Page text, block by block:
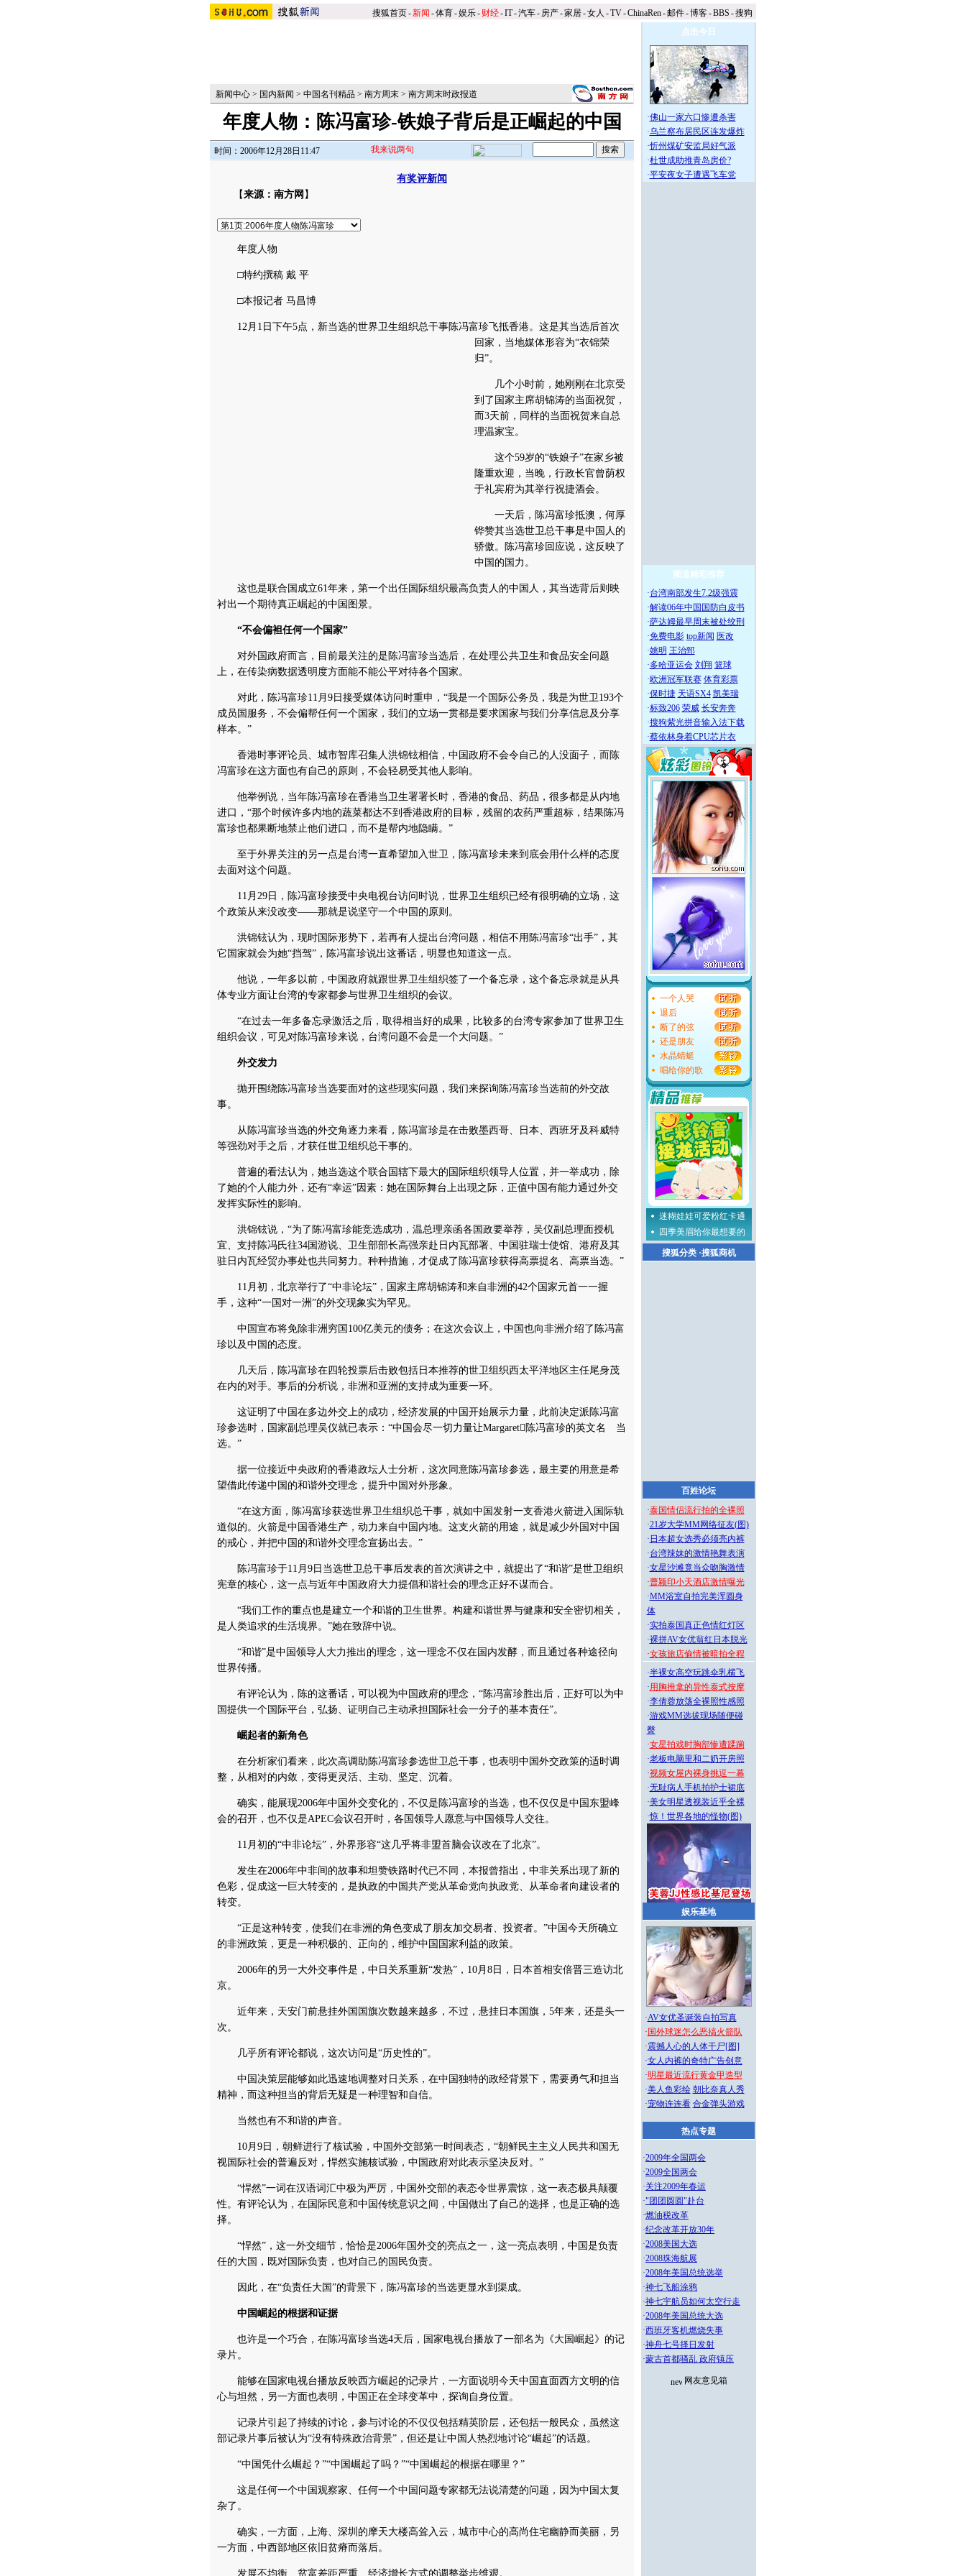
搜狐首页-新闻 -体育-娱乐- 财经-IT-汽车- 房产-家居-女人 -TV-ChinaRen-邮件-博客-BBS -搜狗
新闻中心 > 国内新闻 > 中国名刊精品 > 南方周末 > 南方周末时政报道
年度人物：陈冯富珍-铁娘子背后是正崛起的中国
时间：2006年12月28日11:47 我来说两句
有奖评新闻
【来源：南方网 】
年度人物
□特约撰稿 戴 平
□本报记者 马昌博
12月1日下午5点，新当选的世界卫生组织总干事陈冯富珍飞抵香港。 这是其当选后首次
回家，当地媒体形容为“衣锦荣
归”。
几个小时前，她刚刚在北京受
到了国家主席胡锦涛的当面祝贺，
而3天前，同样的当面祝贺来自总
理温家宝。
这个59岁的“铁娘子”在家乡被
隆重欢迎，当晚，行政长官曾荫权
于礼宾府为其举行祝捷酒会。
一天后，陈冯富珍抵澳，何厚
铧赞其当选世卫总干事是中国人的
骄傲。陈冯富珍回应说，这反映了
中国的国力。
这也是联合国成立61年来，第一个出任国际组织最高负责人的中国人，其当选背后则映
衬出一个期待真正崛起的中国图景。
“不会偏袒任何一个国家”
对外国政府而言，目前最关注的是陈冯富珍当选后，在处理公共卫生和食品安全问题
上，在传染病数据透明度方面能不能公平对待各个国家。
对此，陈冯富珍11月9日接受媒体访问时重申，“我是一个国际公务员，我是为世卫193个
成员国服务，不会偏帮任何一个国家，我们的立场一贯都是要求国家与我们分享信息及分享
样本。”
香港时事评论员、城市智库召集人洪锦铉相信，中国政府不会令自己的人没面子，而陈
冯富珍在这方面也有自己的原则，不会轻易受其他人影响。
他举例说，当年陈冯富珍在香港当卫生署署长时，香港的食品、药品，很多都是从内地
进口，“那个时候许多内地的蔬菜都达不到香港政府的目标，残留的农药严重超标，结果陈冯
富珍也都果断地禁止他们进口，而不是帮内地隐瞒。”
至于外界关注的另一点是台湾一直希望加入世卫，陈冯富珍未来到底会用什么样的态度
去面对这个问题。
11月29日，陈冯富珍接受中央电视台访问时说，世界卫生组织已经有很明确的立场，这
个政策从来没改变——那就是说坚守一个中国的原则。
洪锦铉认为，现时国际形势下，若再有人提出台湾问题，相信不用陈冯富珍“出手”，其
它国家就会为她“挡驾”，陈冯富珍说出这番话，明显也知道这一点。
他说，一年多以前，中国政府就跟世界卫生组织签了一个备忘录，这个备忘录就是从具
体专业方面让台湾的专家都参与世界卫生组织的会议。
“在过去一年多备忘录激活之后，取得相当好的成果，比较多的台湾专家参加了世界卫生
组织会议，可见对陈冯富珍来说，台湾问题不会是一个大问题。”
外交发力
抛开围绕陈冯富珍当选要面对的这些现实问题，我们来探询陈冯富珍当选前的外交故
事。
从陈冯富珍当选的外交角逐力来看，陈冯富珍是在击败墨西哥、日本、西班牙及科威特
等强劲对手之后，才获任世卫组织总干事的。
普遍的看法认为，她当选这个联合国辖下最大的国际组织领导人位置，并一举成功，除
了她的个人能力外，还有“幸运”因素：她在国际舞台上出现之际，正值中国有能力通过外交
发挥实际性的影响。
洪锦铉说，“为了陈冯富珍能竞选成功，温总理亲函各国政要举荐，吴仪副总理面授机
宜、支持陈冯氏往34国游说、卫生部部长高强亲赴日内瓦部署、中国驻瑞士使馆、港府及其
驻日内瓦经贸办事处也共同努力。种种措施，才促成了陈冯富珍获得高票提名、高票当选。”
11月初，北京举行了“中非论坛”，国家主席胡锦涛和来自非洲的42个国家元首一一握
手，这种“一国对一洲”的外交现象实为罕见。
中国宣布将免除非洲穷国100亿美元的债务；在这次会议上，中国也向非洲介绍了陈冯富
珍以及中国的态度。
几天后，陈冯富珍在四轮投票后击败包括日本推荐的世卫组织西太平洋地区主任尾身茂
在内的对手。事后的分析说，非洲和亚洲的支持成为重要一环。
这证明了中国在多边外交上的成功，经济发展的中国开始展示力量，此前决定派陈冯富
珍参选时，国家副总理吴仪就已表示：“中国会尽一切力量让Margaret陈冯富珍的英文名 当
选。”
据一位接近中央政府的香港政坛人士分析，这次同意陈冯富珍参选，最主要的用意是希
望借此传递中国的和谐外交理念，提升中国对外形象。
“在这方面，陈冯富珍获选世界卫生组织总干事，就如中国发射一支香港火箭进入国际轨
道似的。火箭是中国香港生产，动力来自中国内地。这支火箭的用途，就是减少外国对中国
的戒心，并把中国的和谐外交理念宣扬出去。”
陈冯富珍于11月9日当选世卫总干事后发表的首次演讲之中，就提出了“和谐”是世卫组织
宪章的核心，这一点与近年中国政府大力提倡和谐社会的理念正好不谋而合。
“我们工作的重点也是建立一个和谐的卫生世界。构建和谐世界与健康和安全密切相关，
是人类追求的生活境界。”她在致辞中说。
“和谐”是中国领导人大力推出的理念，这一理念不仅在国内发酵，而且通过各种途径向
世界传播。
有评论认为，陈的这番话，可以视为中国政府的理念，“陈冯富珍胜出后，正好可以为中
国提供一个国际平台，弘扬、证明自己主动承担国际社会一分子的基本责任”。
崛起者的新角色
在分析家们看来，此次高调助陈冯富珍参选世卫总干事，也表明中国外交政策的适时调
整，从相对的内敛，变得更灵活、主动、坚定、沉着。
确实，能展现2006年中国外交变化的，不仅是陈冯富珍的当选，也不仅仅是中国东盟峰
会的召开，也不仅是APEC会议召开时，各国领导人愿意与中国领导人交往。
11月初的“中非论坛”，外界形容“这几乎将非盟首脑会议改在了北京”。
发生在2006年中非间的故事和坦赞铁路时代已不同，本报曾指出，中非关系出现了新的
色彩，促成这一巨大转变的，是执政的中国共产党从革命党向执政党、从革命者向建设者的
转变。
“正是这种转变，使我们在非洲的角色变成了朋友加交易者、投资者。”中国今天所确立
的非洲政策，更是一种积极的、正向的，维护中国国家利益的政策。
2006年的另一大外交事件是，中日关系重新“发热”，10月8日，日本首相安倍晋三造访北
京。
近年来，天安门前悬挂外国国旗次数越来越多，不过，悬挂日本国旗，5年来，还是头一
次。
几乎所有评论都说，这次访问是“历史性的”。
中国决策层能够如此迅速地调整对日关系，在中国独特的政经背景下，需要勇气和担当
精神，而这种担当的背后无疑是一种理智和自信。
当然也有不和谐的声音。
10月9日，朝鲜进行了核试验，中国外交部第一时间表态，“朝鲜民主主义人民共和国无
视国际社会的普遍反对，悍然实施核试验，中国政府对此表示坚决反对。”
“悍然”一词在汉语词汇中极为严厉，中国外交部的表态令世界震惊，这一表态极具颠覆
性。有评论认为，在国际民意和中国传统意识之间，中国做出了自己的选择，也是正确的选
择。
“悍然”，这一外交细节，恰恰是2006年国外交的亮点之一，这一亮点表明，中国是负责
任的大国，既对国际负责，也对自己的国民负责。
因此，在“负责任大国”的背景下，陈冯富珍的当选更显水到渠成。
中国崛起的根据和证据
也许是一个巧合，在陈冯富珍当选4天后，国家电视台播放了一部名为《大国崛起》的记
录片。
能够在国家电视台播放反映西方崛起的记录片，一方面说明今天中国直面西方文明的信
心与坦然，另一方面也表明，中国正在全球变革中，探询自身位置。
记录片引起了持续的讨论，参与讨论的不仅仅包括精英阶层，还包括一般民众，虽然这
部记录片事后被认为“没有特殊政治背景”，但还是让中国人热烈地讨论“崛起”的话题。
“中国凭什么崛起？”“中国崛起了吗？”“中国崛起的根据在哪里？”
这是任何一个中国观察家、任何一个中国问题专家都无法说清楚的问题，因为中国太复
杂了。
确实，一方面，上海、深圳的摩天大楼高耸入云，城市中心的高尚住宅幽静而美丽，另
一方面，中西部地区依旧贫瘠而落后。
发展不均衡、贫富差距严重、经济增长方式的调整举步维艰。
点击今日
·佛山一家六口惨遭杀害
·乌兰察布居民区连发爆炸
·忻州煤矿安监局好气派
·杜世成助推青岛房价?
·平安夜女子遭遇飞车党
频道精彩推荐
·台湾南部发生7.2级强震
·解读06年中国国防白皮书
·萨达姆最早周末被处绞刑
·免费电影 top新闻 医改
·姚明 王治郅
·多哈亚运会 刘翔 篮球
·欧洲冠军联赛 体育彩票
·保时捷 天语SX4 凯美瑞
·标致206 荣威 长安奔奔
·搜狗紫光拼音输入法下载
·蔡依林身着CPU芯片衣
一个人哭
退后
断了的弦
还是朋友
水晶蜻蜓
唱给你的歌
迷糊娃娃可爱粉红卡通
四季美眉给你最想要的
搜狐分类·搜狐商机
百姓论坛
·泰国情侣流行拍的全裸照
·21岁大学MM网络征友(图)
· 日本超女选秀必须亮内裤
·台湾辣妹的激情艳舞表演
·女星沙滩竟当众吻胸激情
·曹颖印小天酒店激情曝光
·MM浴室自拍完美浑圆身
体
·实拍泰国真正色情红灯区
·裸拼AV女优翁红日本脱光
·女孩旅店偷情被暗拍全程
·半裸女高空玩跳伞乳横飞
·用胸推拿的异性泰式按摩
·李倩蓉放荡全裸照性感照
·游戏MM选拔现场随便碰
臀
·女星拍戏时胸部惨遭蹂躏
·老板电脑里和二奶开房照
·视频女屋内裸身挑逗一幕
·无耻病人手机拍护士裙底
·美女明星透视装近乎全裸
·惊！世界各地的怪物(图)
娱乐基地
·AV女优圣诞装自拍写真
· 国外球迷怎么恶搞火箭队
·震撼人心的人体干尸[图]
·女人内裤的奇特广告创意
·明星最近流行黄金甲造型
·美人鱼彩绘 朝比奈真人秀
·宠物连连看 合金弹头游戏
热点专题
·2009年全国两会
·2009全国两会
·关注2009年春运
·"团团圆圆"赴台
·燃油税改革
·纪念改革开放30年
·2008美国大选
·2008珠海航展
·2008年美国总统选举
·神七飞船涂鸦
·神七宇航员如何太空行走
·2008年美国总统大选
·西班牙客机燃烧失事
·神舟七号择日发射
·蒙古首都骚乱 政府镇压
网友意见箱